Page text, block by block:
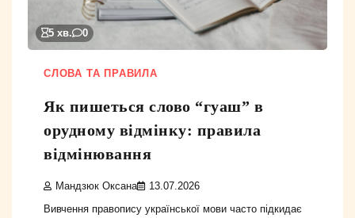
5 хв. 0
СЛОВА ТА ПРАВИЛА
Як пишеться слово “гуаш” в
орудному відмінку: правила
відмінювання
Мандзюк Оксана 13.07.2026
Вивчення правопису української мови часто підкидає